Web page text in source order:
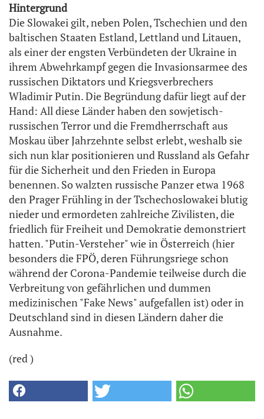
Hintergrund
Die Slowakei gilt, neben Polen, Tschechien und den
baltischen Staaten Estland, Lettland und Litauen,
als einer der engsten Verbündeten der Ukraine in
ihrem Abwehrkampf gegen die Invasionsarmee des
russischen Diktators und Kriegsverbrechers
Wladimir Putin. Die Begründung dafür liegt auf der
Hand: All diese Länder haben den sowjetisch-
russischen Terror und die Fremdherrschaft aus
Moskau über Jahrzehnte selbst erlebt, weshalb sie
sich nun klar positionieren und Russland als Gefahr
für die Sicherheit und den Frieden in Europa
benennen. So walzten russische Panzer etwa 1968
den Prager Frühling in der Tschechoslowakei blutig
nieder und ermordeten zahlreiche Zivilisten, die
friedlich für Freiheit und Demokratie demonstriert
hatten. "Putin-Versteher" wie in Österreich (hier
besonders die FPÖ, deren Führungsriege schon
während der Corona-Pandemie teilweise durch die
Verbreitung von gefährlichen und dummen
medizinischen "Fake News" aufgefallen ist) oder in
Deutschland sind in diesen Ländern daher die
Ausnahme.
(red )